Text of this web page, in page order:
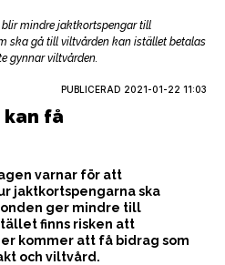
mindre jaktkortspengar till
ska gå till viltvården kan istället betalas
gynnar viltvården.
PUBLICERAD 2021-01-22 11:03
få
varnar för att
jaktkortspengarna ska
ger mindre till
finns risken att
kommer att få bidrag som
och viltvård.